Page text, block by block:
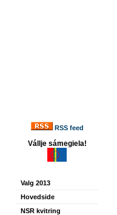
RSS feed
Vállje sámegiela!
Valg 2013
Hovedside
NSR kvitring